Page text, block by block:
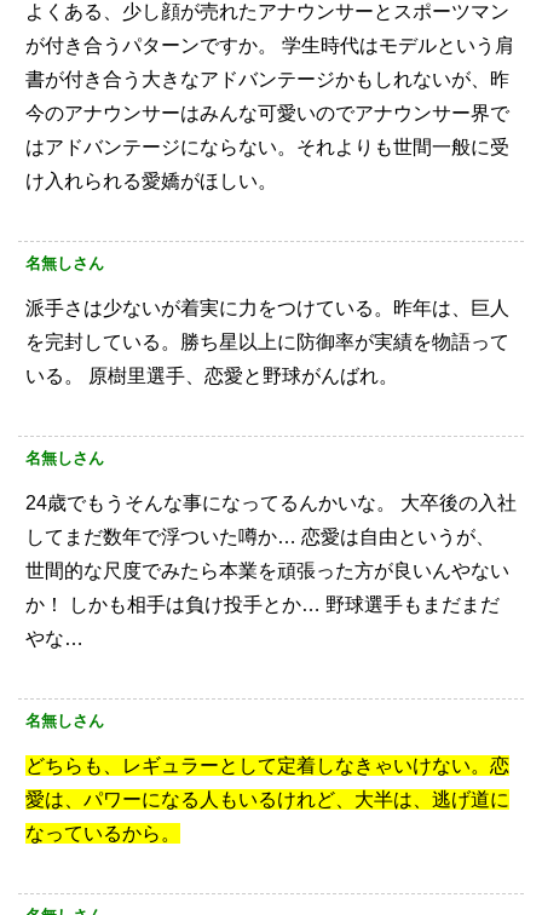
よくある、少し顔が売れたアナウンサーとスポーツマン
が付き合うパターンですか。
学生時代はモデルという肩
書が付き合う大きなアドバンテージかもしれないが、昨
今のアナウンサーはみんな可愛いのでアナウンサー界で
はアドバンテージにならない。それよりも世間一般に受
け入れられる愛嬌がほしい。
名無しさん
派手さは少ないが着実に力をつけている。昨年は、巨人
を完封している。勝ち星以上に防御率が実績を物語って
いる。
原樹里選手、恋愛と野球がんばれ。
名無しさん
24歳でもうそんな事になってるんかいな。
大卒後の入社
してまだ数年で浮ついた噂か… 恋愛は自由というが、
世間的な尺度でみたら本業を頑張った方が良いんやない
か！
しかも相手は負け投手とか… 野球選手もまだまだ
やな…
名無しさん
どちらも、レギュラーとして定着しなきゃいけない。恋
愛は、パワーになる人もいるけれど、大半は、逃げ道に
なっているから。